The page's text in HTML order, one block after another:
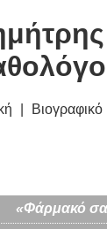
Βιογραφικό
«Φάρμακό